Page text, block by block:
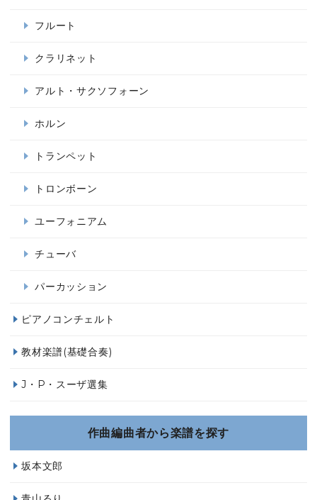
フルート
クラリネット
アルト・サクソフォーン
ホルン
トランペット
トロンボーン
ユーフォニアム
チューバ
パーカッション
ピアノコンチェルト
教材楽譜(基礎合奏)
J・P・スーザ選集
作曲編曲者から楽譜を探す
坂本文郎